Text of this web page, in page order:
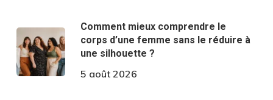
Comment mieux comprendre le
corps d’une femme sans le réduire à
une silhouette ?
5 août 2026